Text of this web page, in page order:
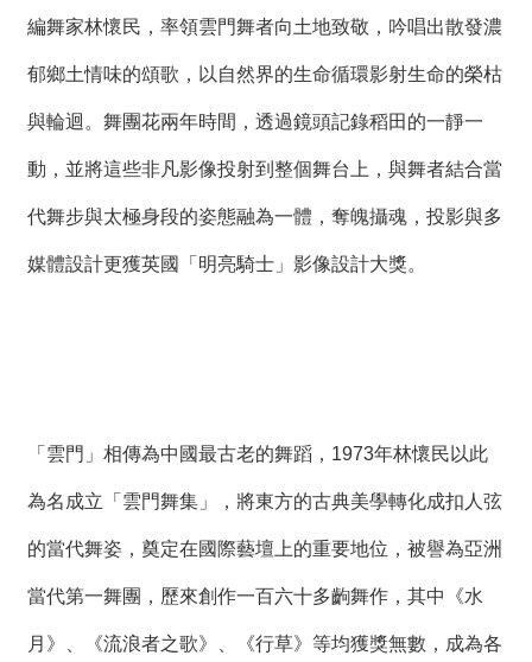
編舞家林懷民，率領雲門舞者向土地致敬，吟唱出散發濃
郁鄉土情味的頌歌，以自然界的生命循環影射生命的榮枯
與輪迴。舞團花兩年時間，透過鏡頭記錄稻田的一靜一
動，並將這些非凡影像投射到整個舞台上，與舞者結合當
代舞步與太極身段的姿態融為一體，奪魄攝魂，投影與多
媒體設計更獲英國「明亮騎士」影像設計大獎。
「雲門」相傳為中國最古老的舞蹈，1973年林懷民以此
為名成立「雲門舞集」，將東方的古典美學轉化成扣人弦
的當代舞姿，奠定在國際藝壇上的重要地位，被譽為亞洲
當代第一舞團，歷來創作一百六十多齣舞作，其中《水
月》、《流浪者之歌》、《行草》等均獲獎無數，成為各